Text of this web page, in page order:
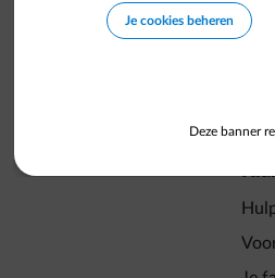
Je cookies beheren
Deze banner